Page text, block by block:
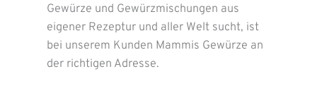
Gewürze und Gewürzmischungen aus
eigener Rezeptur und aller Welt sucht, ist
bei unserem Kunden Mammis Gewürze an
der richtigen Adresse.